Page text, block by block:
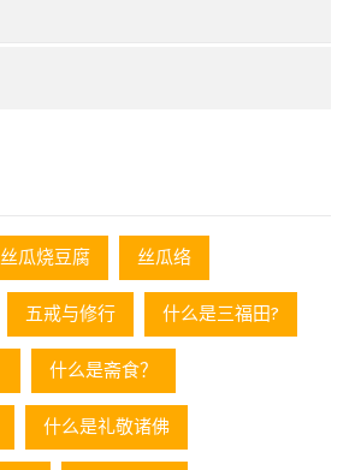
丝瓜烧豆腐 丝瓜络
五戒与修行 什么是三福田?
什么是斋食？
什么是礼敬诸佛